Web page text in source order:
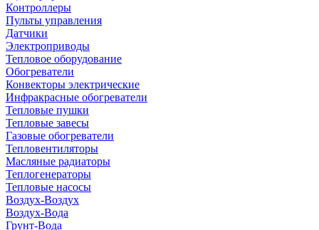
Контроллеры
Пульты управления
Датчики
Электроприводы
Тепловое оборудование
Обогреватели
Конвекторы электрические
Инфракрасные обогреватели
Тепловые пушки
Тепловые завесы
Газовые обогреватели
Тепловентиляторы
Масляные радиаторы
Теплогенераторы
Тепловые насосы
Воздух-Воздух
Воздух-Вода
Грунт-Вода